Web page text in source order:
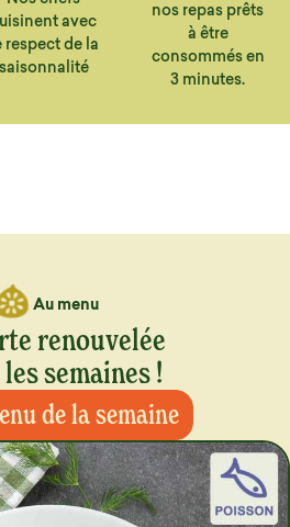
avec
respect de la
saisonnalité
nos repas prêts
à être
consommés en
3 minutes.
Au menu
renouvelée
semaines !
de la semaine